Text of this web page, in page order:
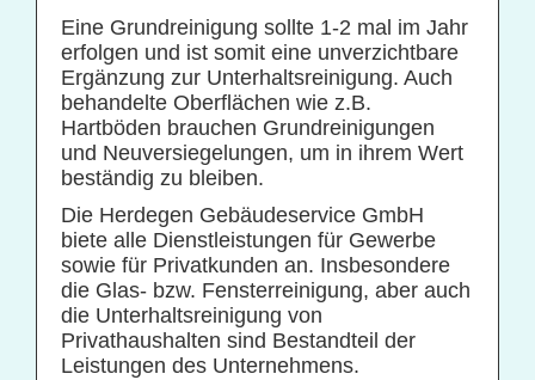
Fassadenreinigung und Denkmalpflege
Fensterreinigung
Fitnessstudioreinigung
Glas- und Glasfassadenreinigung
Großküchenreinigung
Grundreinigung
Industriereinigung
Kino- und Theatersaalreinigung
Kitareinigung
Eine Grundreinigung sollte 1-2 mal im Jahr
erfolgen und ist somit eine unverzichtbare
Ergänzung zur Unterhaltsreinigung. Auch
behandelte Oberflächen wie z.B.
Hartböden brauchen Grundreinigungen
und Neuversiegelungen, um in ihrem Wert
beständig zu bleiben.
Die Herdegen Gebäudeservice GmbH
biete alle Dienstleistungen für Gewerbe
sowie für Privatkunden an. Insbesondere
die Glas- bzw. Fensterreinigung, aber auch
die Unterhaltsreinigung von
Privathaushalten sind Bestandteil der
Leistungen des Unternehmens.